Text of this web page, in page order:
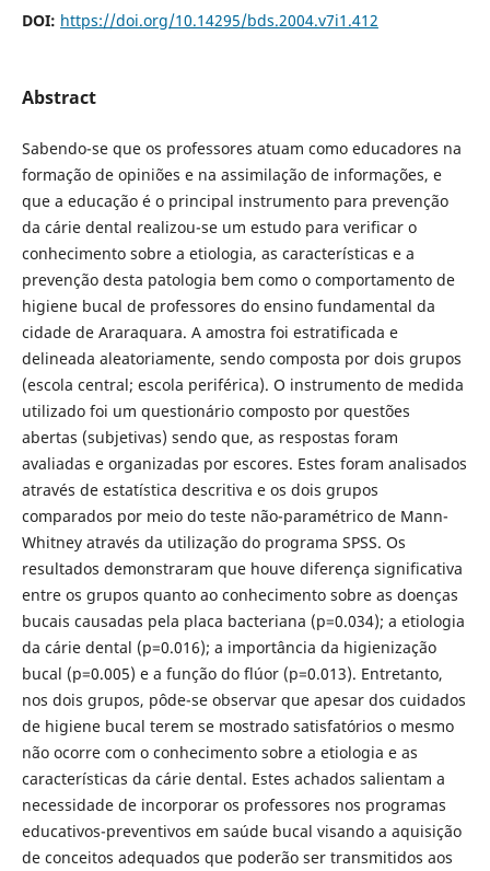
DOI: https://doi.org/10.14295/bds.2004.v7i1.412
Abstract
Sabendo-se que os professores atuam como educadores na
formação de opiniões e na assimilação de informações, e
que a educação é o principal instrumento para prevenção
da cárie dental realizou-se um estudo para verificar o
conhecimento sobre a etiologia, as características e a
prevenção desta patologia bem como o comportamento de
higiene bucal de professores do ensino fundamental da
cidade de Araraquara. A amostra foi estratificada e
delineada aleatoriamente, sendo composta por dois grupos
(escola central; escola periférica). O instrumento de medida
utilizado foi um questionário composto por questões
abertas (subjetivas) sendo que, as respostas foram
avaliadas e organizadas por escores. Estes foram analisados
através de estatística descritiva e os dois grupos
comparados por meio do teste não-paramétrico de Mann-
Whitney através da utilização do programa SPSS. Os
resultados demonstraram que houve diferença significativa
entre os grupos quanto ao conhecimento sobre as doenças
bucais causadas pela placa bacteriana (p=0.034); a etiologia
da cárie dental (p=0.016); a importância da higienização
bucal (p=0.005) e a função do flúor (p=0.013). Entretanto,
nos dois grupos, pôde-se observar que apesar dos cuidados
de higiene bucal terem se mostrado satisfatórios o mesmo
não ocorre com o conhecimento sobre a etiologia e as
características da cárie dental. Estes achados salientam a
necessidade de incorporar os professores nos programas
educativos-preventivos em saúde bucal visando a aquisição
de conceitos adequados que poderão ser transmitidos aos